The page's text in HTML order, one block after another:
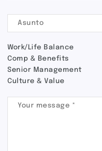
Work/Life Balance
Comp & Benefits
Senior Management
Culture & Value